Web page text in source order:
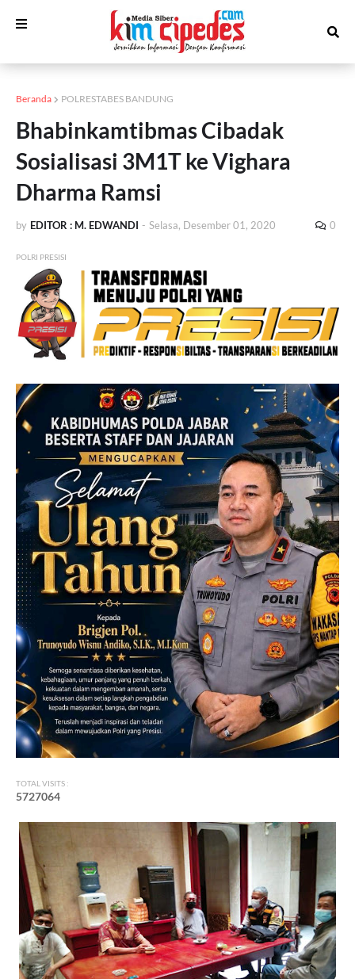
Beranda POLRESTABES BANDUNG
Bhabinkamtibmas Cibadak
Sosialisasi 3M1T ke Vighara
Dharma Ramsi
by EDITOR : M. EDWANDI - Selasa, Desember 01, 2020 0
POLRI PRESISI
TOTAL VISITS :
5727064